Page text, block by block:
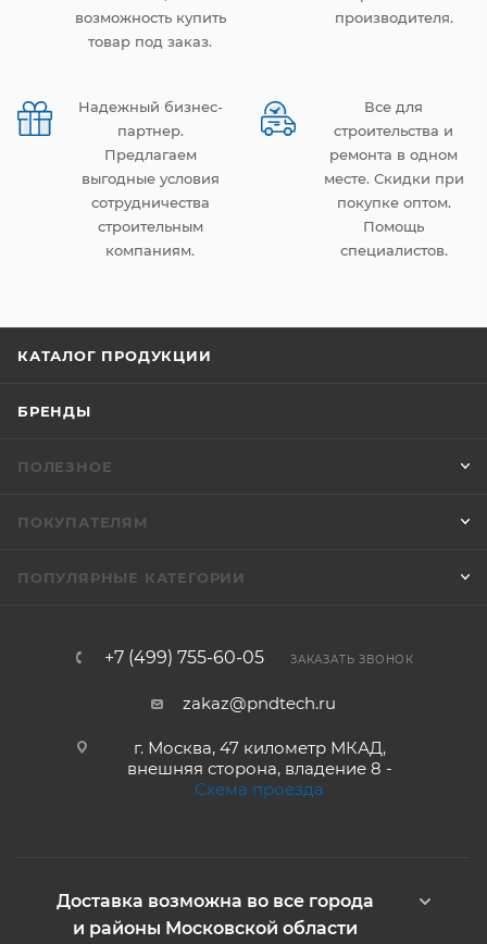
возможность купить
товар под заказ.
производителя.
Надежный бизнес-
партнер.
Предлагаем
выгодные условия
сотрудничества
строительным
компаниям.
Все для
строительства и
ремонта в одном
месте. Скидки при
покупке оптом.
Помощь
специалистов.
КАТАЛОГ ПРОДУКЦИИ
БРЕНДЫ
ПОЛЕЗНОЕ
ПОКУПАТЕЛЯМ
ПОПУЛЯРНЫЕ КАТЕГОРИИ
+7 (499) 755-60-05 ЗАКАЗАТЬ ЗВОНОК
zakaz@pndtech.ru
г. Москва, 47 километр МКАД,
внешняя сторона, владение 8 -
Схема проезда
Доставка возможна во все города
и районы Московской области